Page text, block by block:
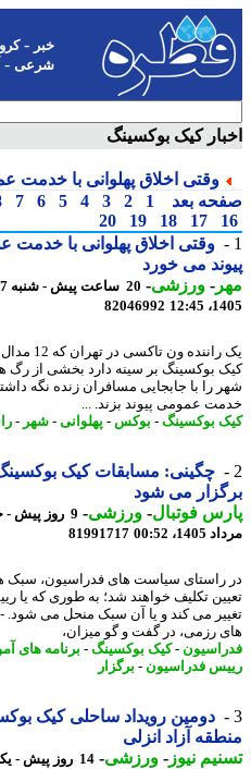
-کرونا-
شرعی-آب
کیک بوکسینگ
وقتی اخلاق پهلوانی با خدمت
بعد
1
2
3
4
5
6
7
8
17
18
19
20
وقتی اخلاق پهلوانی با خدمت
می خورد
-ورزشی-
20 ساعت پیش
82046992
یک راننده ون تاکسی در تهران که
بوکسینگ بر سینه دارد بخشی از رگ های
را با جابجایی مسافران زنده نگه داشته و
عمومی پیوند بزند. ...
بوکسینگ-بوکس-پهلوانی- شهر -راننده
چگینی: مسابقات کیک بوکسینگ
می شود
فوتبال-ورزشی-
00:52
81991717
سیاست های فدراسیون، سبک های
تکلیف خواهند شد؛ به طوری که یا
می کند و یا آن سبک منحل می شود. -
رزمی، در گفت و گو میزان،
-کیک بوکسینگ-برنامه های
فدراسیون-برگزار
دومین رویداد ساحلی کیک
آزاد انزلی
نیوز-ورزشی-